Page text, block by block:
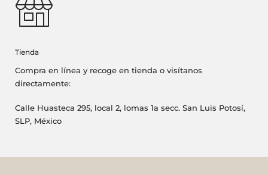
Tienda
Compra en línea y recoge en tienda o visítanos
directamente:
Calle Huasteca 295, local 2, lomas 1a secc. San Luis Potosí,
SLP, México